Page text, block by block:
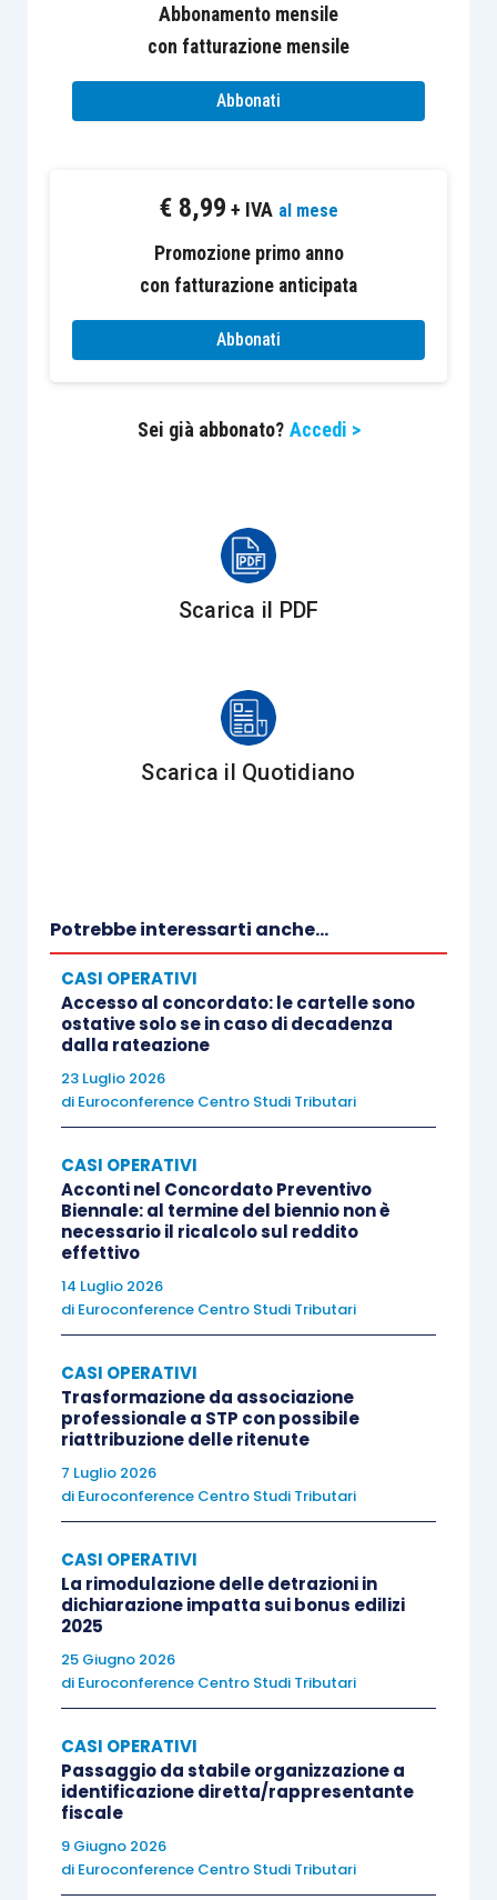
I “casi operativi” sono esclusi dall’abbonamento
Euroconference News e consultabili solo dagli
abbonati di FiscoPratico.
Abbonamento mensile
con fatturazione mensile
Abbonati
€ 8,99 + IVA al mese
Promozione primo anno
con fatturazione anticipata
Abbonati
Sei già abbonato? Accedi >
Scarica il PDF
Scarica il Quotidiano
Potrebbe interessarti anche...
CASI OPERATIVI
Accesso al concordato: le cartelle sono
ostative solo se in caso di decadenza
dalla rateazione
23 Luglio 2026
di Euroconference Centro Studi Tributari
CASI OPERATIVI
Acconti nel Concordato Preventivo
Biennale: al termine del biennio non è
necessario il ricalcolo sul reddito
effettivo
14 Luglio 2026
di Euroconference Centro Studi Tributari
CASI OPERATIVI
Trasformazione da associazione
professionale a STP con possibile
riattribuzione delle ritenute
7 Luglio 2026
di Euroconference Centro Studi Tributari
CASI OPERATIVI
La rimodulazione delle detrazioni in
dichiarazione impatta sui bonus edilizi
2025
25 Giugno 2026
di Euroconference Centro Studi Tributari
CASI OPERATIVI
Passaggio da stabile organizzazione a
identificazione diretta/rappresentante
fiscale
9 Giugno 2026
di Euroconference Centro Studi Tributari